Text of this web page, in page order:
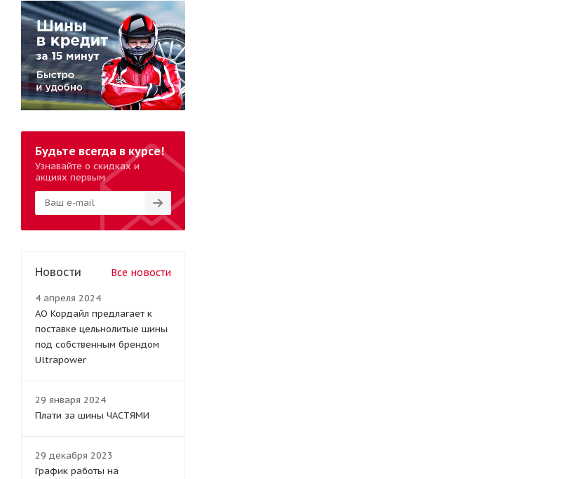
Будьте всегда в курсе!
Узнавайте о скидках и
акциях первым
Новости Все новости
4 апреля 2024
АО Кордайл предлагает к
поставке цельнолитые шины
под собственным брендом
Ultrapower
29 января 2024
Плати за шины ЧАСТЯМИ
29 декабря 2023
График работы на